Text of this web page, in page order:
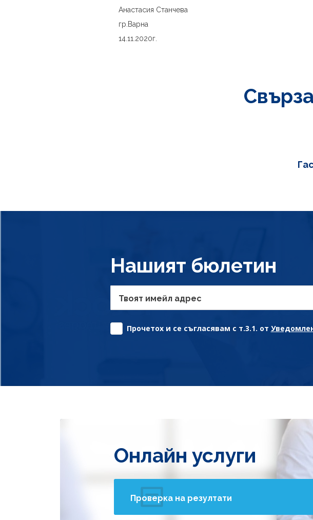
Анастасия Станчева
гр.Варна
14.11.2020г.
Нашият бюлетин
Твоят имейл адрес
Прочетох и се съгласявам с т.3.1. от
Онлайн услуги
Проверка на резултати